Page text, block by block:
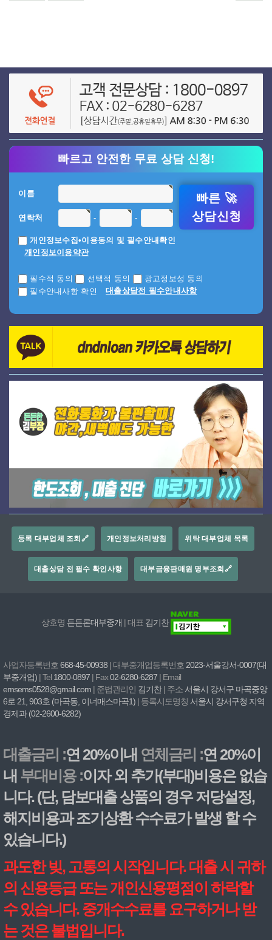
빠르고 안전한 무료 상담 신청!
이름
연락처 - -
개인정보수집•이용동의 및 필수안내확인
개인정보이용약관
필수적 동의 선택적 동의
광고정보성 동의
필수안내사항 확인
대출상담전 필수안내사항
빠른 🚀
상담신청
등록 대부업체 조회🔗 개인정보처리방침 위탁 대부업체 목록
대출상담 전 필수 확인사항 대부금융판매원 명부조회🔗
상호명 든든론대부중개 | 대표 김기찬
사업자등록번호 668-45-00938 | 대부중개업등록번호 2023-서울강서-0007(대
부중개업) | Tel 1800-0897 | Fax02-6280-6287 | Email
emsems0528@gmail.com | 준법관리인 김기찬| 주소 서울시 강서구 마곡중앙
6로 21, 903호 (마곡동, 이너매스마곡1) | 등록시도명칭 서울시 강서구청 지역
경제과 (02-2600-6282)
대출금리 :연 20%이내 연체금리 :연 20%이
내 부대비용 :이자 외 추가(부대)비용은 없습
니다. (단, 담보대출 상품의 경우 저당설정,
해지비용과 조기상환 수수료가 발생 할 수
있습니다.)
과도한 빚, 고통의 시작입니다. 대출 시 귀하
의 신용등급 또는 개인신용평점이 하락할
수 있습니다. 중개수수료를 요구하거나 받
는 것은 불법입니다.